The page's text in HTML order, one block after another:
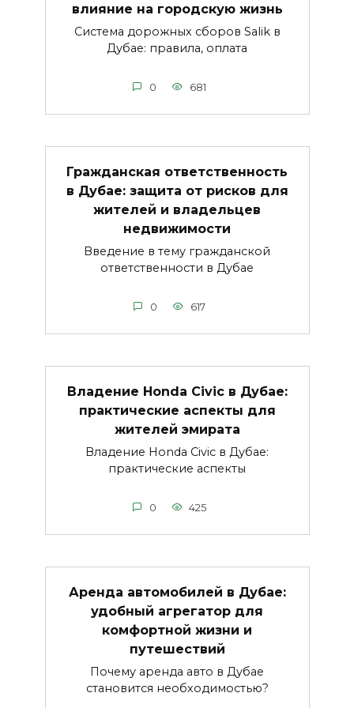
влияние на городскую жизнь
Система дорожных сборов Salik в
Дубае: правила, оплата
0 681
Гражданская ответственность
в Дубае: защита от рисков для
жителей и владельцев
недвижимости
Введение в тему гражданской
ответственности в Дубае
0 617
Владение Honda Civic в Дубае:
практические аспекты для
жителей эмирата
Владение Honda Civic в Дубае:
практические аспекты
0 425
Аренда автомобилей в Дубае:
удобный агрегатор для
комфортной жизни и
путешествий
Почему аренда авто в Дубае
становится необходимостью?